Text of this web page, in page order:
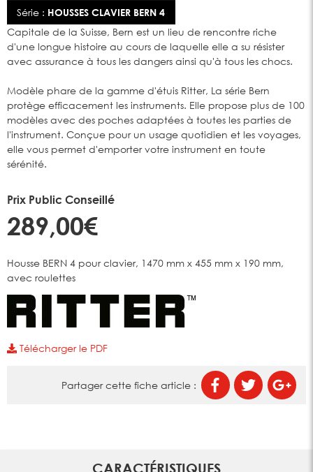
Série : HOUSSES CLAVIER BERN 4
Capitale de la Suisse, Bern est un lieu de rencontre riche
d'une longue histoire au cours de laquelle elle a su résister
avec assurance à tous les dangers ainsi qu'à tous les chocs.
Modèle phare de la gamme d'étuis Ritter, La série Bern
protège efficacement les instruments. Elle propose plus de 100
modèles avec des poches adaptées à toutes les parties de
l'instrument. Conçue pour un usage quotidien et les voyages,
elle vous permet d'emporter votre instrument en toute
sérénité.
Prix Public Conseillé
289,00€
Housse BERN 4 pour clavier, 1470 mm x 455 mm x 190 mm,
avec roulettes
Télécharger le PDF
Partager cette fiche article :
CARACTÉRISTIQUES